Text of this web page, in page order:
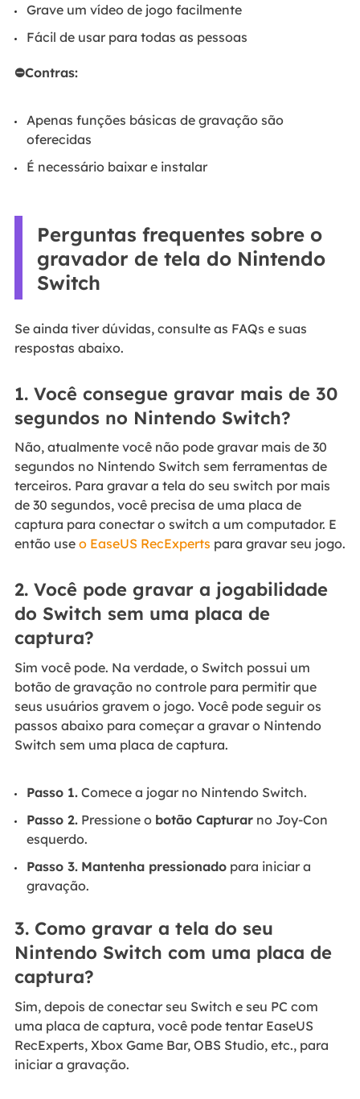
Grave um vídeo de jogo facilmente
Fácil de usar para todas as pessoas
⛔Contras:
Apenas funções básicas de gravação são
oferecidas
É necessário baixar e instalar
Perguntas frequentes sobre o
gravador de tela do Nintendo
Switch
Se ainda tiver dúvidas, consulte as FAQs e suas
respostas abaixo.
1. Você consegue gravar mais de 30
segundos no Nintendo Switch?
Não, atualmente você não pode gravar mais de 30
segundos no Nintendo Switch sem ferramentas de
terceiros. Para gravar a tela do seu switch por mais
de 30 segundos, você precisa de uma placa de
captura para conectar o switch a um computador. E
então use o EaseUS RecExperts para gravar seu jogo.
2. Você pode gravar a jogabilidade
do Switch sem uma placa de
captura?
Sim você pode. Na verdade, o Switch possui um
botão de gravação no controle para permitir que
seus usuários gravem o jogo. Você pode seguir os
passos abaixo para começar a gravar o Nintendo
Switch sem uma placa de captura.
Passo 1.Comece a jogar no Nintendo Switch.
Passo 2.Pressione o botão Capturarno Joy-Con
esquerdo.
Passo 3. Mantenha pressionadopara iniciar a
gravação.
3. Como gravar a tela do seu
Nintendo Switch com uma placa de
captura?
Sim, depois de conectar seu Switch e seu PC com
uma placa de captura, você pode tentar EaseUS
RecExperts, Xbox Game Bar, OBS Studio, etc., para
iniciar a gravação.